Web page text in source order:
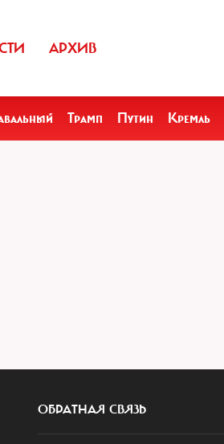
АРХИВ
Трамп Путин Кремль
ОБРАТНАЯ СВЯЗЬ